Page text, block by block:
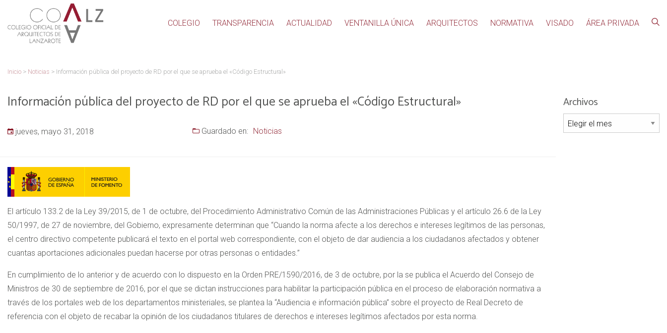
COLEGIO TRANSPARENCIA ACTUALIDAD VENTANILLA ÚNICA ARQUITECTOS NORMATIVA VISADO ÁREA PRIVADA
Inicio > Noticias > Información pública del proyecto de RD por el que se aprueba el «Código Estructural»
Información pública del proyecto de RD por el que se aprueba el «Código Estructural»
jueves, mayo 31, 2018 Guardado en: Noticias
El artículo 133.2 de la Ley 39/2015, de 1 de octubre, del Procedimiento Administrativo Común de las Administraciones Públicas y el artículo 26.6 de la Ley
50/1997, de 27 de noviembre, del Gobierno, expresamente determinan que “Cuando la norma afecte a los derechos e intereses legítimos de las personas,
el centro directivo competente publicará el texto en el portal web correspondiente, con el objeto de dar audiencia a los ciudadanos afectados y obtener
cuantas aportaciones adicionales puedan hacerse por otras personas o entidades.”
En cumplimiento de lo anterior y de acuerdo con lo dispuesto en la Orden PRE/1590/2016, de 3 de octubre, por la se publica el Acuerdo del Consejo de
Ministros de 30 de septiembre de 2016, por el que se dictan instrucciones para habilitar la participación pública en el proceso de elaboración normativa a
través de los portales web de los departamentos ministeriales, se plantea la “Audiencia e información pública” sobre el proyecto de Real Decreto de
referencia con el objeto de recabar la opinión de los ciudadanos titulares de derechos e intereses legítimos afectados por esta norma.
Archivos
Archivos